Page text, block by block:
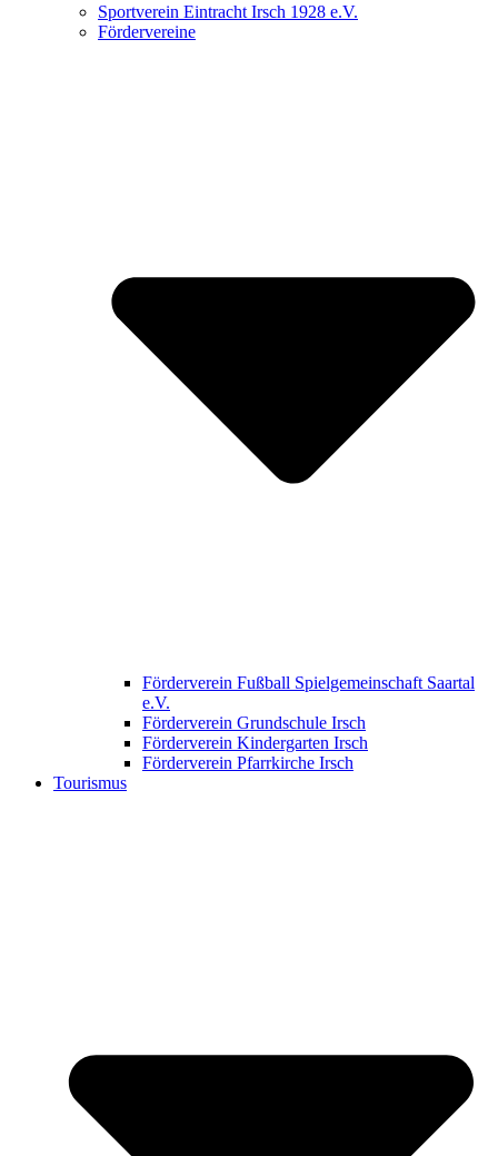
Sportverein Eintracht Irsch 1928 e.V.
Fördervereine
Förderverein Fußball Spielgemeinschaft Saartal
e.V.
Förderverein Grundschule Irsch
Förderverein Kindergarten Irsch
Förderverein Pfarrkirche Irsch
Tourismus